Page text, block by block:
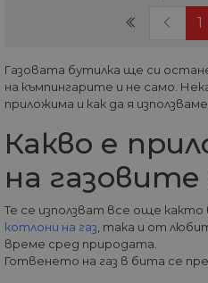
1
Газовата бутилка ще си
на къмпингарите и не само.
приложима и как да я
Какво е
на
Те се използват все още както
котлони на газ , така и от
време сред природата.
Готвенето на газ в бита се